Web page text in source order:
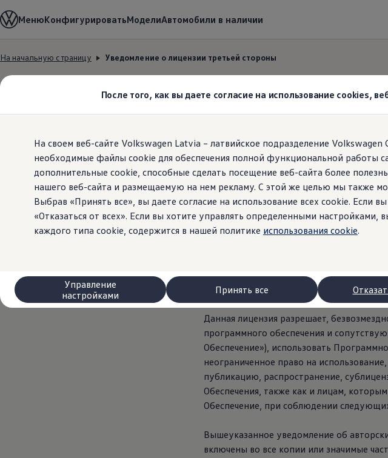
После того, как вы даете согласие на использование cookies,
На своем веб-сайте Volkswagen Latvia – латвийское подразделение
необходимые файлы cookie для обеспечения полной функциональной работы
дополнительные cookie, способные сделать посещение веб-сайта более
нашего веб-сайта и размещаемую на нем рекламу. С этой же целью мы также
Выбрав «Принять все», вы даете согласие на использование всех cookie. Если
«Отказаться от всех». Если вы хотите управлять определенными
каждого типа cookie, содержится в нашей политике использования cookie.
Принять все
Управление
настройками
основному
нижнему
МенюКонфигурироватьМоделиАвтомобили в наличии
Выбери свой Volkswagen
Модельный ряд
Автомобильный онлайн-магазин Volkswagen
Автомобильный онлайн-магазин Volkswagen
Лизинг Volkswagen
Взаимодействие в сети простыми словами
VW Connect
Активация
Все службы
VW Connect для Вашего ID.
Обновления (Upgrades)
Car-Net
App-Connect
Fleet Interface Data
Сервис и запчасти
Преимущества Volkswagen
Техобслуживание
Ремонт и проверки
Моторное масло и технические жидкости
Помощь при авариях и поломках
Решения для перевозки и багажа
Переработка и возврат продукции
Кампании по отзыву автомобилей
На начальную страницу Уведомление о лицензии третьей стороны
Уведомление о
© Sebastian McKenzie и соавторы, 2014
Данная лицензия разрешает,
программного обеспечения и
Обеспечение»), использовать
неограниченное право на
публикацию, распространение,
Обеспечения, также как и лицам,
Обеспечение, при соблюдении
Вышеуказанное уведомление об
включены во все копии или значимые